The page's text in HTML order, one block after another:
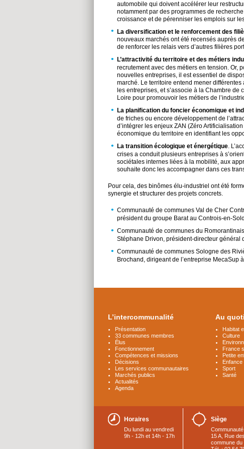
automobile qui doivent accélérer leur
notamment par des programmes de
croissance et de pérenniser les emplois sur
La diversification et le renforcement des
nouveaux marchés ont été recensés auprès
de renforcer les relais vers d’autres filières
L’attractivité du territoire et des métiers
recrutement avec des métiers en tension. Or,
nouvelles entreprises, il est essentiel de
marché. Le territoire entend mener
les entreprises, et s’associe à la Chambre
Loire pour promouvoir les métiers de
La planification du foncier économique et
de friches ou encore développement de
d’intégrer les enjeux ZAN (Zéro
économique du territoire en identifiant les
La transition écologique et énergétique.
crises a conduit plusieurs entreprises à
sociétales internes liées à la mobilité, aux
souhaite donc les accompagner dans ces
Pour cela, des binômes élu-industriel ont été
synergie et structurer des projets concrets.
Communauté de communes Val de Cher
président du groupe Barat au Controis-en-
Communauté de communes du
Stéphane Drivon, président-directeur général
Communauté de communes Sologne des
Brochand, dirigeant de l’entreprise MecaSup
L’intercommunalité
Présentation
33 communes membres
Élus
Fonctionnement
Compétences et missions
Décisions
Les services communautaires
Marchés publics
Actualités
Agenda
Au
Habitat
Culture
France
Petite
Sport
Santé
Horaires
Du lundi au vendredi
9h - 12h et 14h - 17h
Siège
15 A, Rue
commune du